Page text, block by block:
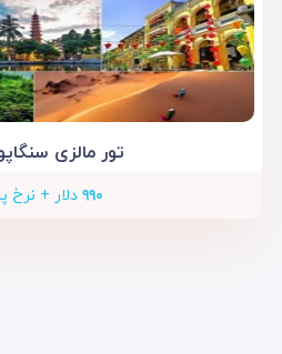
تور مالزی
۹۹۰ دلار + نرخ